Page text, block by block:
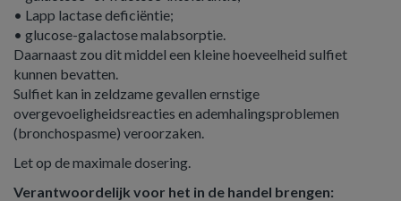
• Lapp lactase deficiëntie;
• glucose-galactose malabsorptie.
Daarnaast zou dit middel een kleine hoeveelheid sulfiet
kunnen bevatten.
Sulfiet kan in zeldzame gevallen ernstige
overgevoeligheidsreacties en ademhalingsproblemen
(bronchospasme) veroorzaken.
Let op de maximale dosering.
Verantwoordelijk voor het in de handel brengen: